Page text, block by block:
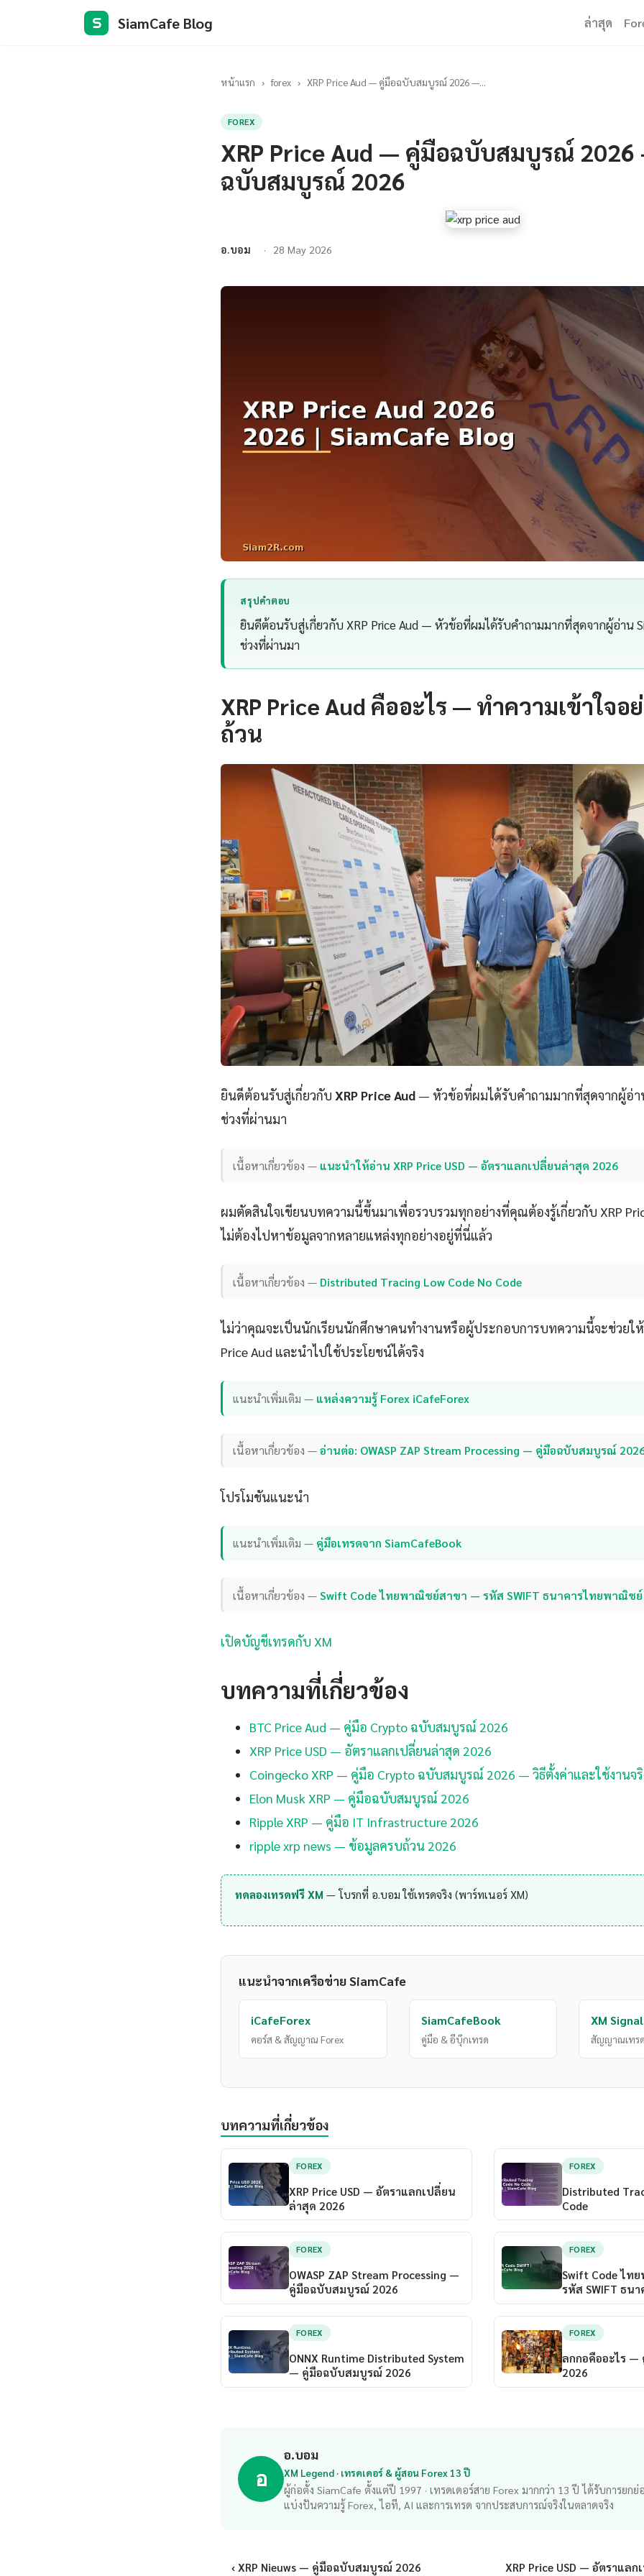
S SiamCafe Blog ล่าสุด
หน้าแรก › forex › XRP Price Aud — คู่มือฉบับสมบูรณ์ 2026 —...
FOREX
XRP Price Aud — คู่มือฉบับสมบูรณ์
ฉบับสมบูรณ์ 2026
อ.บอม 28 May 2026
สรุปคำตอบ
ยินดีต้อนรับสู่เกี่ยวกับ XRP Price Aud — หัวข้อที่ผมได้รับคำถามมากที่สุดจากผู้อ่าน
ช่วงที่ผ่านมา
XRP Price Aud คืออะไร — ทำความเข้าใจอ
ถ้วน
ยินดีต้อนรับสู่เกี่ยวกับ XRP Price Aud — หัวข้อที่ผมได้รับคำถามมากที่สุดจากผู้อ่า
ช่วงที่ผ่านมา
เนื้อหาเกี่ยวข้อง — แนะนำให้อ่าน XRP Price USD — อัตราแลกเปลี่ยนล่าสุด 2026
ผมตัดสินใจเขียนบทความนี้ขึ้นมาเพื่อรวบรวมทุกอย่างที่คุณต้องรู้เกี่ยวกับ XRP
ไม่ต้องไปหาข้อมูลจากหลายแหล่งทุกอย่างอยู่ที่นี่แล้ว
เนื้อหาเกี่ยวข้อง — Distributed Tracing Low Code No Code
ไม่ว่าคุณจะเป็นนักเรียนนักศึกษาคนทำงานหรือผู้ประกอบการบทความนี้จะช่วยให้
Price Aud และนำไปใช้ประโยชน์ได้จริง
แนะนำเพิ่มเติม — แหล่งความรู้ Forex iCafeForex
เนื้อหาเกี่ยวข้อง —อ่านต่อ: OWASP ZAP Stream Processing — คู่มือฉบับสมบูรณ์
โปรโมชันแนะนำ
แนะนำเพิ่มเติม — คู่มือเทรดจาก SiamCafeBook
เนื้อหาเกี่ยวข้อง —Swift Code ไทยพาณิชย์สาขา — รหัส SWIFT ธนาคารไทยพาณิชย์
เปิดบัญชีเทรดกับ XM
บทความที่เกี่ยวข้อง
BTC Price Aud — คู่มือ Crypto ฉบับสมบูรณ์ 2026
XRP Price USD — อัตราแลกเปลี่ยนล่าสุด 2026
Coingecko XRP — คู่มือ Crypto ฉบับสมบูรณ์ 2026 — วิธีตั้งค่าและใช้งานจ
Elon Musk XRP — คู่มือฉบับสมบูรณ์ 2026
Ripple XRP — คู่มือ IT Infrastructure 2026
ripple xrp news — ข้อมูลครบถ้วน 2026
ทดลองเทรดฟรี XM— โบรกที่ อ.บอม ใช้เทรดจริง (พาร์ทเนอร์ XM)
แนะนำจากเครือข่าย SiamCafe
iCafeForex
คอร์ส & สัญญาณ Forex
SiamCafeBook
คู่มือ & อีบุ๊กเทรด
XM Signal
สัญญาณเทร
บทความที่เกี่ยวข้อง
FOREX
XRP Price USD — อัตราแลกเปลี่ยน
ล่าสุด 2026
FOREX
Distributed
Code
FOREX
OWASP ZAP Stream Processing —
คู่มือฉบับสมบูรณ์ 2026
FOREX
Swift Code ไท
รหัส SWIFT ธน
FOREX
ONNX Runtime Distributed System
— คู่มือฉบับสมบูรณ์ 2026
FOREX
ลกกอคืออะไร
2026
อ
อ.บอม
XM Legend · เทรดเดอร์ & ผู้สอน Forex 13 ปี
ผู้ก่อตั้ง SiamCafe ตั้งแต่ปี 1997 · เทรดเดอร์สาย Forex มากกว่า 13 ปี ได้รับการยกย่
แบ่งปันความรู้ Forex, ไอที, AI และการเทรด จากประสบการณ์จริงในตลาดจริง
‹ XRP Nieuws — คู่มือฉบับสมบูรณ์ 2026 XRP Price USD — อัตราแล